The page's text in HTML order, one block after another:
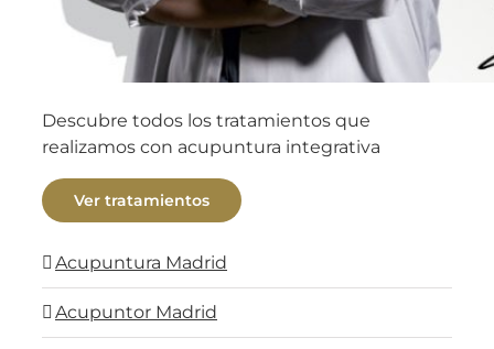
Descubre todos los tratamientos que
realizamos con acupuntura integrativa
Ver tratamientos
Acupuntura Madrid
Acupuntor Madrid